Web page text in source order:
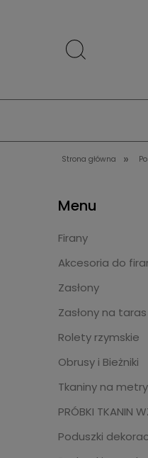
Strona główna »
Menu
Firany
Akcesoria do
Zasłony
Zasłony na taras
Rolety rzymskie
Obrusy i Bieżniki
Tkaniny na metry
PRÓBKI TKANIN
Poduszki